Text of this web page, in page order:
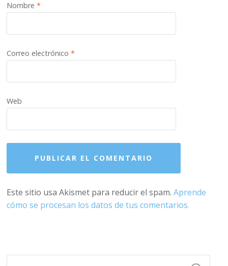
Nombre*
Correo electrónico*
Web
Este sitio usa Akismet para reducir el spam.Aprende
cómo se procesan los datos de tus comentarios.